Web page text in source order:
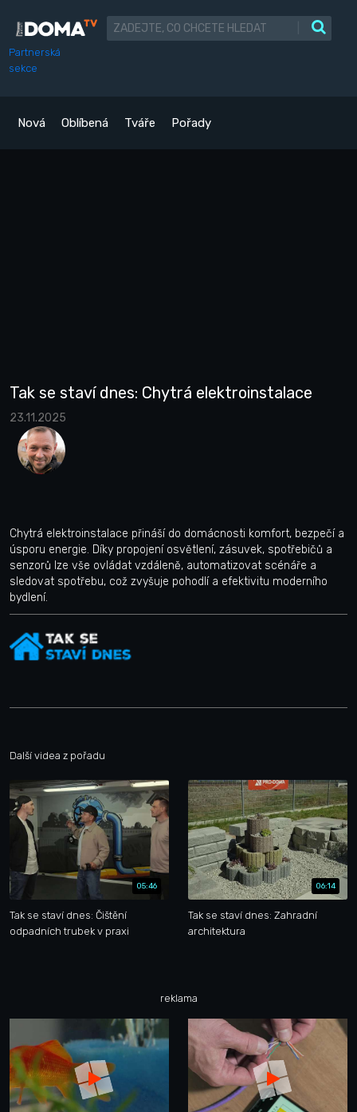
Partnerská
sekce
Nová Oblíbená Tváře Pořady
Tak se staví dnes: Chytrá elektroinstalace
23.11.2025
Chytrá elektroinstalace přináší do domácnosti komfort, bezpečí a
úsporu energie. Díky propojení osvětlení, zásuvek, spotřebičů a
senzorů lze vše ovládat vzdáleně, automatizovat scénáře a
sledovat spotřebu, což zvyšuje pohodlí a efektivitu moderního
bydlení.
Další videa z pořadu
05:46
Tak se staví dnes: Čištění
odpadních trubek v praxi
06:14
Tak se staví dnes: Zahradní
architektura
reklama